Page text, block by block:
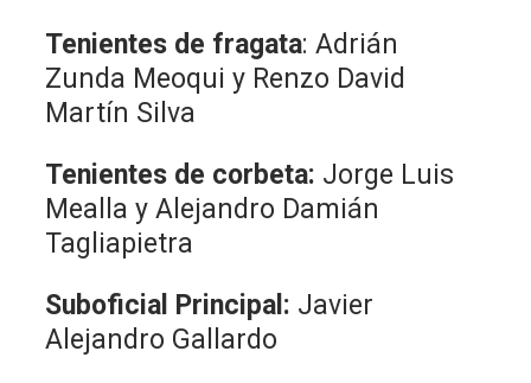
Tenientes de fragata: Adrián
Zunda Meoqui y Renzo David
Martín Silva
Tenientes de corbeta: Jorge Luis
Mealla y Alejandro Damián
Tagliapietra
Suboficial Principal: Javier
Alejandro Gallardo